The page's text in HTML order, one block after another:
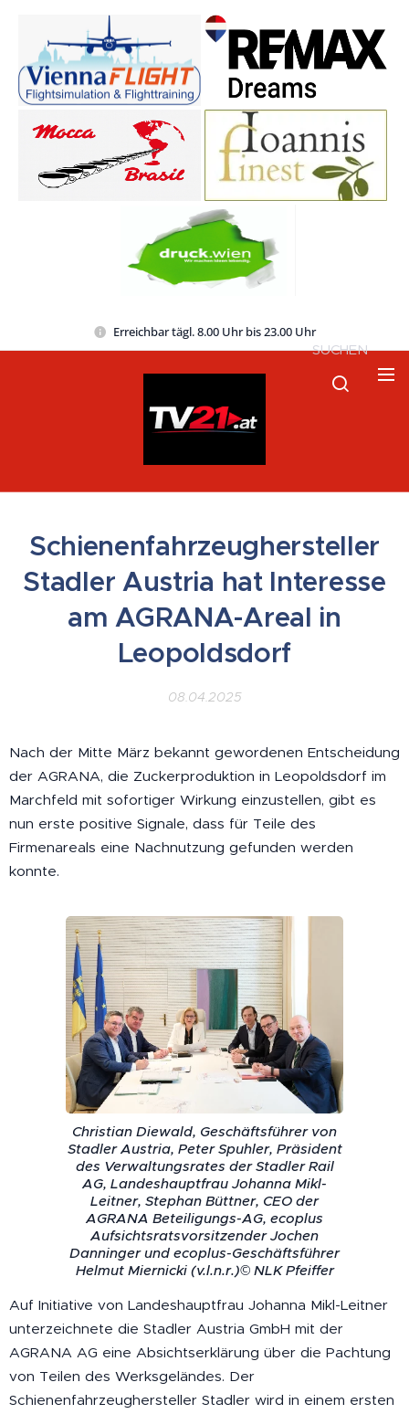
Erreichbar tägl. 8.00 Uhr bis 23.00 Uhr
SUCHEN
Schienenfahrzeughersteller
Stadler Austria hat Interesse
am AGRANA-Areal in
Leopoldsdorf
08.04.2025
Nach der Mitte März bekannt gewordenen Entscheidung
der AGRANA, die Zuckerproduktion in Leopoldsdorf im
Marchfeld mit sofortiger Wirkung einzustellen, gibt es
nun erste positive Signale, dass für Teile des
Firmenareals eine Nachnutzung gefunden werden
konnte.
Christian Diewald, Geschäftsführer von
Stadler Austria, Peter Spuhler, Präsident
des Verwaltungsrates der Stadler Rail
AG, Landeshauptfrau Johanna Mikl-
Leitner, Stephan Büttner, CEO der
AGRANA Beteiligungs-AG, ecoplus
Aufsichtsratsvorsitzender Jochen
Danninger und ecoplus-Geschäftsführer
Helmut Miernicki (v.l.n.r.)© NLK Pfeiffer
Auf Initiative von Landeshauptfrau Johanna Mikl-Leitner
unterzeichnete die Stadler Austria GmbH mit der
AGRANA AG eine Absichtserklärung über die Pachtung
von Teilen des Werksgeländes. Der
Schienenfahrzeughersteller Stadler wird in einem ersten